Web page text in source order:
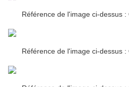
Référence de l'image ci-dessus
Référence de l'image ci-dessus